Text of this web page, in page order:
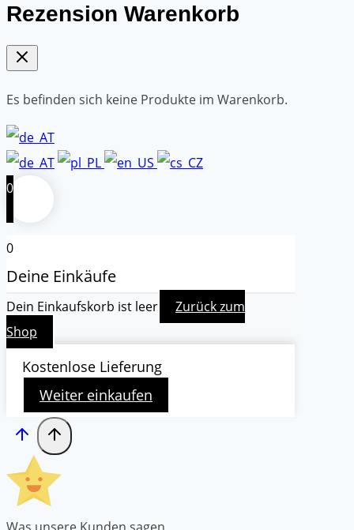
Rezension Warenkorb
Es befinden sich keine Produkte im Warenkorb.
0
0
Deine Einkäufe
Dein Einkaufskorb ist leer
Zurück zum
Shop
Kostenlose Lieferung
Weiter einkaufen